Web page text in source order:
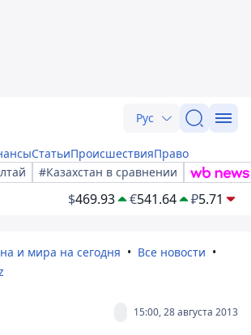
Рус
СтатьиПроисшествияПраво
#Казахстан в сравнении
$469.93 €541.64 ₽5.71
и мира на сегодня
Все новости
15:00, 28 августа 2013